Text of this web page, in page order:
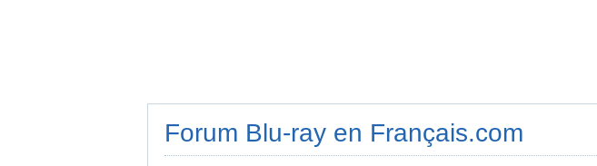
Forum Blu-ray en Français.com